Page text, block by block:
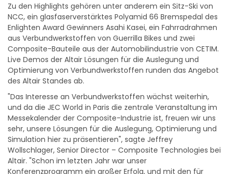
Zu den Highlights gehören unter anderem ein Sitz-Ski von
NCC, ein glasfaserverstärktes Polyamid 66 Bremspedal des
Enlighten Award Gewinners Asahi Kasei, ein Fahrradrahmen
aus Verbundwerkstoffen von Guerrilla Bikes und zwei
Composite-Bauteile aus der Automobilindustrie von CETIM.
Live Demos der Altair Lösungen für die Auslegung und
Optimierung von Verbundwerkstoffen runden das Angebot
des Altair Standes ab.
"Das Interesse an Verbundwerkstoffen wächst weiterhin,
und da die JEC World in Paris die zentrale Veranstaltung im
Messekalender der Composite-Industrie ist, freuen wir uns
sehr, unsere Lösungen für die Auslegung, Optimierung und
Simulation hier zu präsentieren", sagte Jeffrey
Wollschlager, Senior Director – Composite Technologies bei
Altair. "Schon im letzten Jahr war unser
Konferenzprogramm ein großer Erfolg, und mit den für